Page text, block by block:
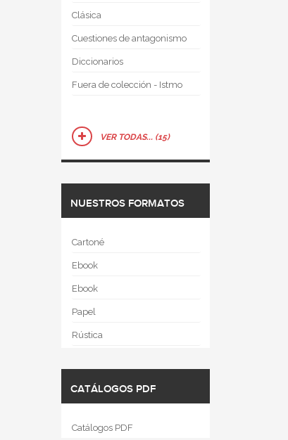
Clásica
Cuestiones de antagonismo
Diccionarios
Fuera de colección - Istmo
VER TODAS... (15)
NUESTROS FORMATOS
Cartoné
Ebook
Ebook
Papel
Rústica
CATÁLOGOS PDF
Catálogos PDF